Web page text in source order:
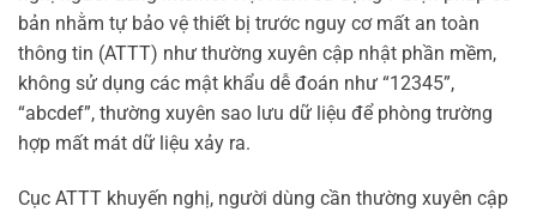
bản nhằm tự bảo vệ thiết bị trước nguy cơ mất an toàn
thông tin (ATTT) như thường xuyên cập nhật phần mềm,
không sử dụng các mật khẩu dễ đoán như “12345”,
“abcdef”, thường xuyên sao lưu dữ liệu để phòng trường
hợp mất mát dữ liệu xảy ra.
Cục ATTT khuyến nghị, người dùng cần thường xuyên cập